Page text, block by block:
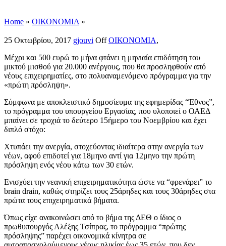
Home » ΟΙΚΟΝΟΜΙΑ »
25 Οκτωβρίου, 2017 gjouvi Off ΟΙΚΟΝΟΜΙΑ,
Μέχρι και 500 ευρώ το μήνα φτάνει η μηνιαία επιδότηση του
μικτού μισθού για 20.000 ανέργους, που θα προσληφθούν από
νέους επιχειρηματίες, στο πολυαναμενόμενο πρόγραμμα για την
«πρώτη πρόσληψη».
Σύμφωνα με αποκλειστικό δημοσίευμα της εφημερίδας “Έθνος”,
το πρόγραμμα του υπουργείου Εργασίας, που υλοποιεί ο ΟΑΕΔ
μπαίνει σε τροχιά το δεύτερο 15ήμερο του Νοεμβρίου και έχει
διπλό στόχο:
Χτυπάει την ανεργία, στοχεύοντας ιδιαίτερα στην ανεργία των
νέων, αφού επιδοτεί για 18μηνο αντί για 12μηνο την πρώτη
πρόσληψη ενός νέου κάτω των 30 ετών.
Ενισχύει την νεανική επιχειρηματικότητα ώστε να “φρενάρει” το
brain drain, καθώς στηρίζει τους 25άρηδες και τους 30άρηδες στα
πρώτα τους επιχειρηματικά βήματα.
Όπως είχε ανακοινώσει από το βήμα της ΔΕΘ ο ίδιος ο
πρωθυπουργός Αλέξης Τσίπρας, το πρόγραμμα “πρώτης
πρόσληψης” παρέχει οικονομικά κίνητρα σε